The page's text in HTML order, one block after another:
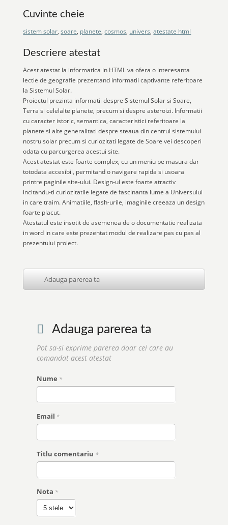
Cuvinte cheie
sistem solar,soare, planete,cosmos, univers,atestate html
Descriere atestat
Acest atestat la informatica in HTML va ofera o interesanta
lectie de geografie prezentand informatii captivante referitoare
la Sistemul Solar.
Proiectul prezinta informatii despre Sistemul Solar si Soare,
Terra si celelalte planete, precum si despre asteroizi. Informatii
cu caracter istoric, semantica, caracteristici referitoare la
planete si alte generalitati despre steaua din centrul sistemului
nostru solar precum si curiozitati legate de Soare vei descoperi
odata cu parcurgerea acestui site.
Acest atestat este foarte complex, cu un meniu pe masura dar
totodata accesibil, permitand o navigare rapida si usoara
printre paginile site-ului. Design-ul este foarte atractiv
incitandu-ti curiozitatile legate de fascinanta lume a Universului
in care traim. Animatiile, flash-urile, imaginile creeaza un design
foarte placut.
Atestatul este insotit de asemenea de o documentatie realizata
in word in care este prezentat modul de realizare pas cu pas al
prezentului proiect.
Adauga parerea ta
Adauga parerea ta
Pot sa-si exprime parerea doar cei care au
comandat acest atestat
Nume *
Email *
Titlu comentariu *
Nota *